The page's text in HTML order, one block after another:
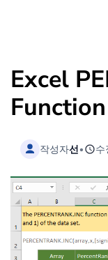
Excel
Function
작성자선• 수